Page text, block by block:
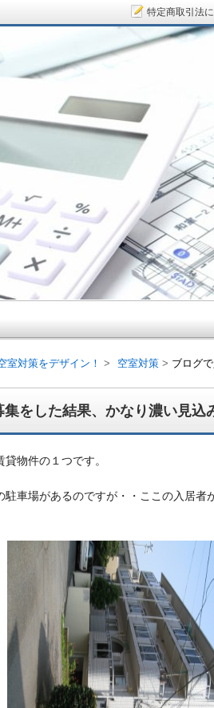
集をした結果、かなり濃い見込
物件の１つです。
駐車場があるのですが・・ここの入居者
室対策をデザイン！ 空室対策 ブログ
家さん.COM～空
マンション経営、アパート経営の空室
客、コンセプト賃貸の導入を研究する
しぶり、旅行業務取扱管理者、宅建等
特定商取引法